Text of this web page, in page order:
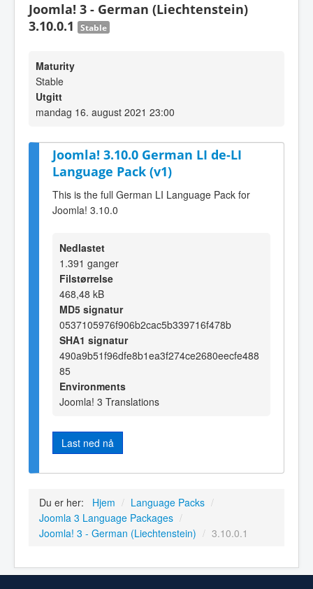
Joomla! 3 - German (Liechtenstein)
3.10.0.1
Stable
Maturity
Stable
Utgitt
mandag 16. august 2021 23:00
Joomla! 3.10.0 German LI de-LI
Language Pack (v1)
This is the full German LI Language Pack for
Joomla! 3.10.0
Nedlastet
1.391 ganger
Filstørrelse
468,48 kB
MD5 signatur
0537105976f906b2cac5b339716f478b
SHA1 signatur
490a9b51f96dfe8b1ea3f274ce2680eecfe488
85
Environments
Joomla! 3 Translations
Last ned nå
Du er her: Hjem / Language Packs /
Joomla 3 Language Packages /
Joomla! 3 - German (Liechtenstein) / 3.10.0.1